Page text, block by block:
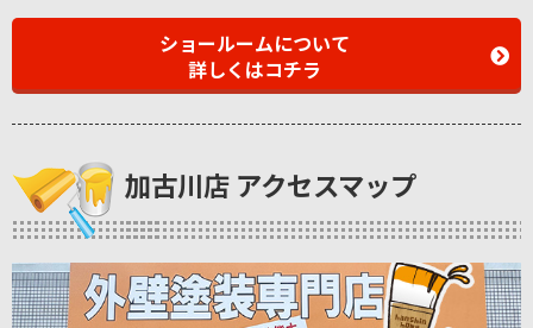
ショールームについて
詳しくはコチラ
加古川店 アクセスマップ